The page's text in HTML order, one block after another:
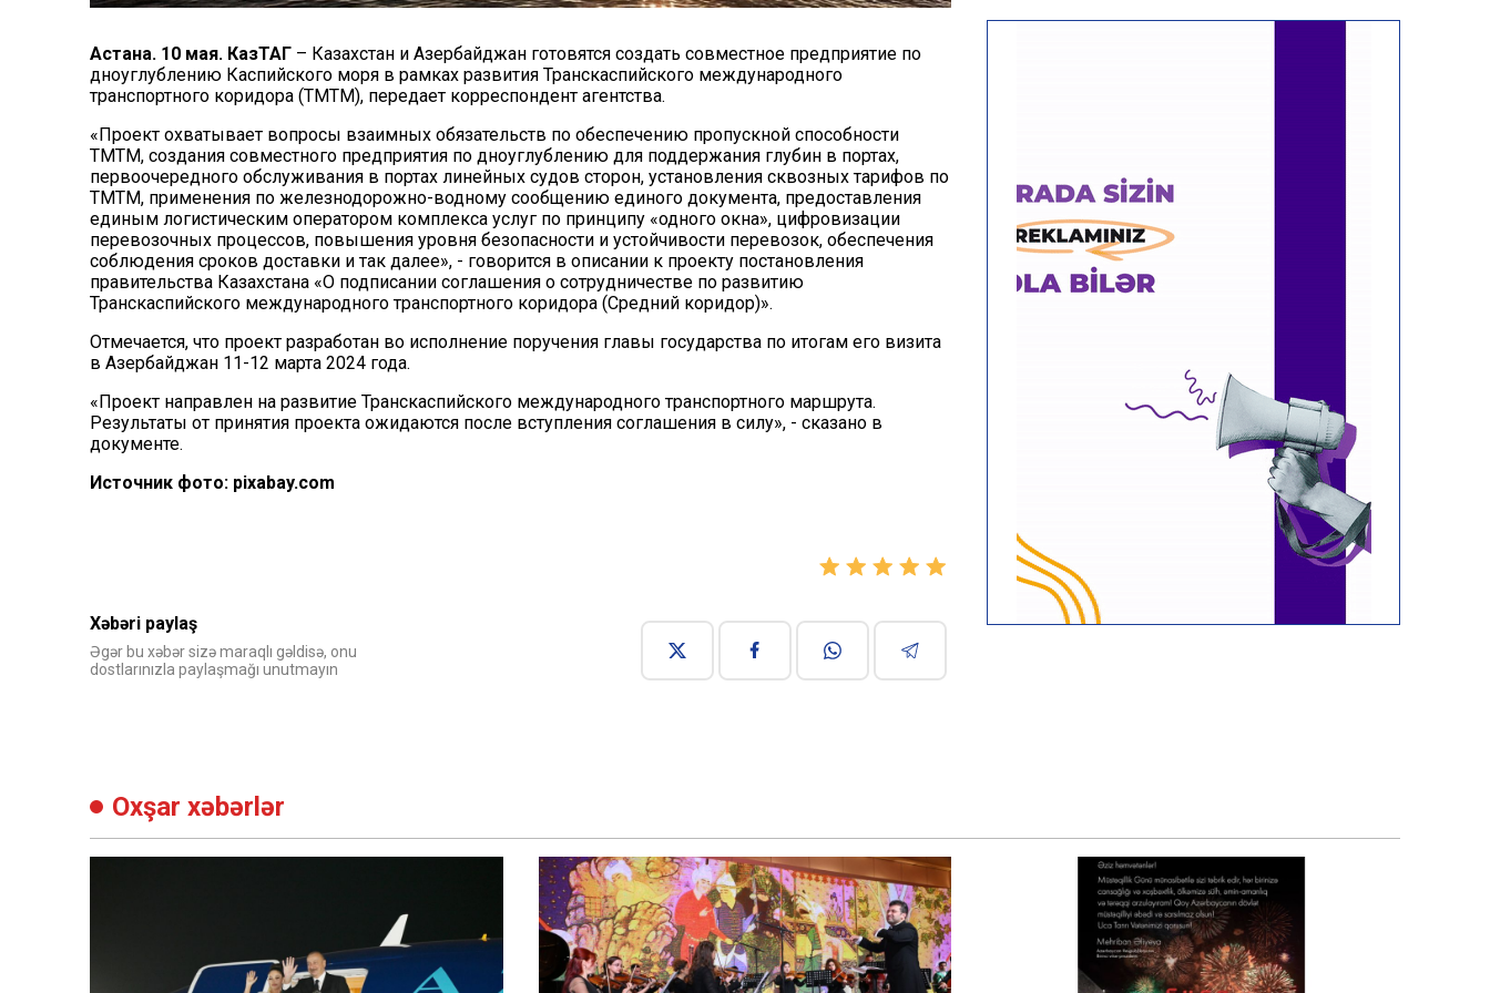
Астана. 10 мая. КазТАГ– Казахстан и Азербайджан готовятся создать совместное предприятие по
дноуглублению Каспийского моря в рамках развития Транскаспийского международного
транспортного коридора (ТМТМ), передает корреспондент агентства.
«Проект охватывает вопросы взаимных обязательств по обеспечению пропускной способности
ТМТМ, создания совместного предприятия по дноуглублению для поддержания глубин в портах,
первоочередного обслуживания в портах линейных судов сторон, установления сквозных тарифов по
ТМТМ, применения по железнодорожно-водному сообщению единого документа, предоставления
единым логистическим оператором комплекса услуг по принципу «одного окна», цифровизации
перевозочных процессов, повышения уровня безопасности и устойчивости перевозок, обеспечения
соблюдения сроков доставки и так далее», - говорится в описании к проекту постановления
правительства Казахстана «О подписании соглашения о сотрудничестве по развитию
Транскаспийского международного транспортного коридора (Средний коридор)».
Отмечается, что проект разработан во исполнение поручения главы государства по итогам его визита
в Азербайджан 11-12 марта 2024 года.
«Проект направлен на развитие Транскаспийского международного транспортного маршрута.
Результаты от принятия проекта ожидаются после вступления соглашения в силу», - сказано в
документе.
Источник фото: pixabay.com
Xəbəri paylaş
Əgər bu xəbər sizə maraqlı gəldisə, onu
dostlarınızla paylaşmağı unutmayın
Oxşar xəbərlər